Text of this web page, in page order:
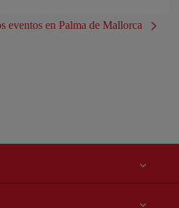
eventos en Palma de Mallorca